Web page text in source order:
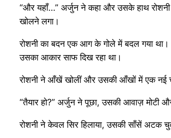
“और यहाँ…” अर्जुन ने कहा और उसके हाथ रोशनी
खोलने लगा।
रोशनी का बदन एक आग के गोले में बदल गया
उसका आकार साफ दिख रहा था।
रोशनी ने आँखें खोलीं और उसकी आँखों में एक नई
“तैयार हो?” अर्जुन ने पूछा, उसकी आवाज़ मोटी
रोशनी ने केवल सिर हिलाया, उसकी साँसें अटक